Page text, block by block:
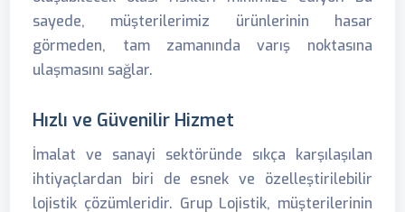
sayede, müşterilerimiz ürünlerinin hasar
görmeden, tam zamanında varış noktasına
ulaşmasını sağlar.
Hızlı ve Güvenilir Hizmet
İmalat ve sanayi sektöründe sıkça karşılaşılan
ihtiyaçlardan biri de esnek ve özelleştirilebilir
lojistik çözümleridir. Grup Lojistik, müşterilerinin